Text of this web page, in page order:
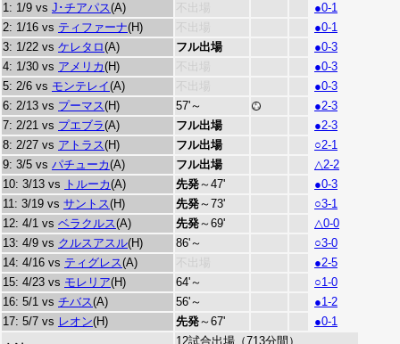
1: 1/9 vs J･チアパス(A) 不出場
●0-1
2: 1/16 vs ティファーナ(H) 不出場
●0-1
3: 1/22 vs ケレタロ(A) フル出場
●0-3
4: 1/30 vs アメリカ(H) 不出場
●0-3
5: 2/6 vs モンテレイ(A) 不出場
●0-3
6: 2/13 vs プーマス(H) 57'～
●2-3
7: 2/21 vs プエブラ(A) フル出場
●2-3
8: 2/27 vs アトラス(H) フル出場
○2-1
9: 3/5 vs パチューカ(A) フル出場
△2-2
10: 3/13 vs トルーカ(A) 先発～47'
●0-3
11: 3/19 vs サントス(H) 先発～73'
○3-1
12: 4/1 vs ベラクルス(A) 先発～69'
△0-0
13: 4/9 vs クルスアスル(H) 86'～
○3-0
14: 4/16 vs ティグレス(A) 不出場
●2-5
15: 4/23 vs モレリア(H) 64'～
○1-0
16: 5/1 vs チバス(A) 56'～
●1-2
17: 5/7 vs レオン(H) 先発～67' ●0-1
12試合出場（713分間）